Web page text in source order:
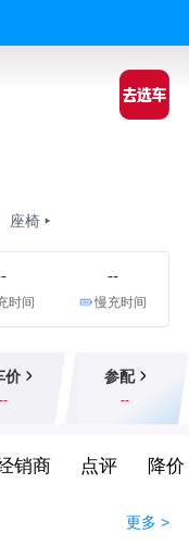
座椅
时间
--
慢充时间
价
--
参配
--
销商 点评 降价
更多 >